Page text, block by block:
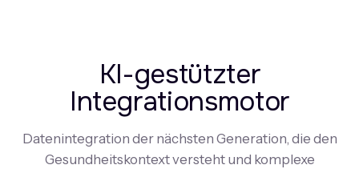
KI-gestützter
Integrationsmotor
Datenintegration der nächsten Generation, die den
Gesundheitskontext versteht und komplexe